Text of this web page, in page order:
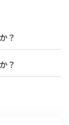
？
？